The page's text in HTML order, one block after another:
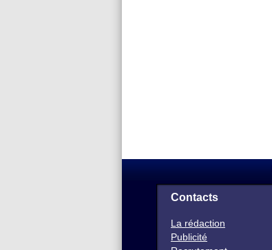
Contacts
La rédaction
Publicité